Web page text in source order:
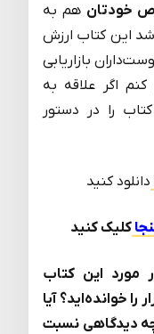
خودتان هم به
این کتاب ارزش
بازاریابی
اگر علاقه به
را در دستور
دانلود کنید
کلیک کنید
مورد این کتاب
خوانده‌اید؟ آیا
چه دیدگاهی نسبت